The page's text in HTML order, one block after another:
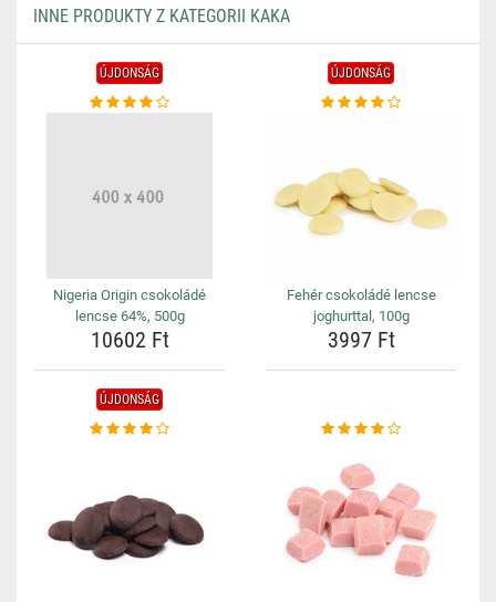
INNE PRODUKTY Z KATEGORII KAKA
ÚJDONSÁG
Nigeria Origin csokoládé
lencse 64%, 500g
10602 Ft
ÚJDONSÁG
Fehér csokoládé lencse
joghurttal, 100g
3997 Ft
ÚJDONSÁG